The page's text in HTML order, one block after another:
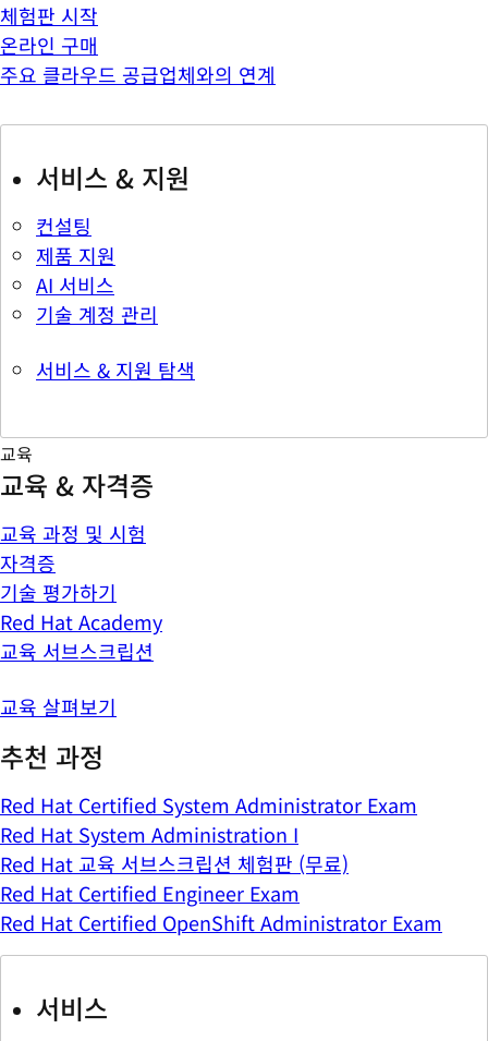
체험판 시작
온라인 구매
주요 클라우드 공급업체와의 연계
서비스 & 지원
컨설팅
제품 지원
AI 서비스
기술 계정 관리
서비스 & 지원 탐색
교육
교육 & 자격증
교육 과정 및 시험
자격증
기술 평가하기
Red Hat Academy
교육 서브스크립션
교육 살펴보기
추천 과정
Red Hat Certified System Administrator Exam
Red Hat System Administration I
Red Hat 교육 서브스크립션 체험판 (무료)
Red Hat Certified Engineer Exam
Red Hat Certified OpenShift Administrator Exam
서비스